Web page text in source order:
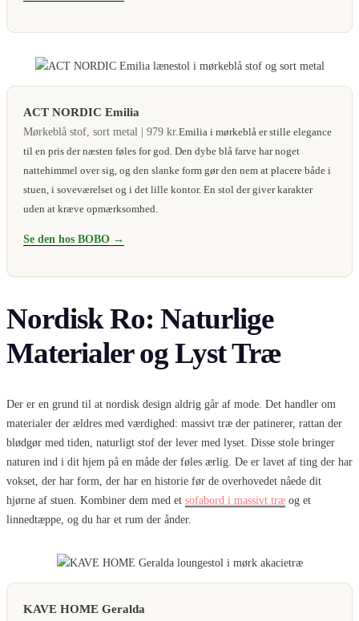
ACT NORDIC Emilia
Mørkeblå stof, sort metal | 979 kr. Emilia i mørkeblå er stille elegance
til en pris der næsten føles for god. Den dybe blå farve har noget
nattehimmel over sig, og den slanke form gør den nem at placere både i
stuen, i soveværelset og i det lille kontor. En stol der giver karakter
uden at kræve opmærksomhed.
Se den hos BOBO →
Nordisk Ro: Naturlige
Materialer og Lyst Træ
Der er en grund til at nordisk design aldrig går af mode. Det handler om
materialer der ældres med værdighed: massivt træ der patinerer, rattan der
blødgør med tiden, naturligt stof der lever med lyset. Disse stole bringer
naturen ind i dit hjem på en måde der føles ærlig. De er lavet af ting der har
vokset, der har form, der har en historie før de overhovedet nåede dit
hjørne af stuen. Kombiner dem med et sofabord i massivt træ og et
linnedtæppe, og du har et rum der ånder.
KAVE HOME Geralda